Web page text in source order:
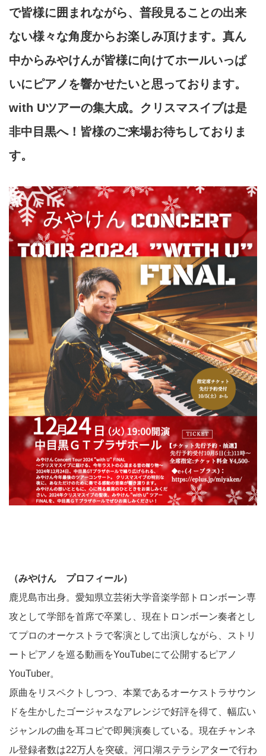
で皆様に囲まれながら、普段見ることの出来
ない様々な角度からお楽しみ頂けます。真ん
中からみやけんが皆様に向けてホールいっぱ
いにピアノを響かせたいと思っております。
with Uツアーの集大成。クリスマスイブは是
非中目黒へ！皆様のご来場お待ちしておりま
す。
（みやけん プロフィール）
鹿児島市出身。愛知県立芸術大学音楽学部トロンボーン専
攻として学部を首席で卒業し、現在トロンボーン奏者とし
てプロのオーケストラで客演として出演しながら、ストリ
ートピアノを巡る動画をYouTubeにて公開するピアノ
YouTuber。
原曲をリスペクトしつつ、本業であるオーケストラサウン
ドを生かしたゴージャスなアレンジで好評を得て、幅広い
ジャンルの曲を耳コピで即興演奏している。現在チャンネ
ル登録者数は22万人を突破。河口湖ステラシアターで行わ